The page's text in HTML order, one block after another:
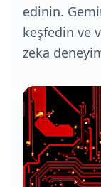
edinin.
keşfedin ve
zeka